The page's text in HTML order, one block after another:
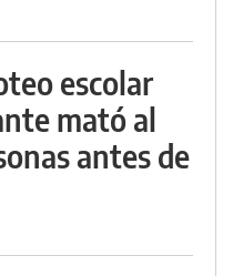
escolar
mató al
antes de